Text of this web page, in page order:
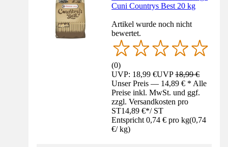
Cuni Countrys Best 20 kg
Artikel wurde noch nicht
bewertet.
(0)
UVP: 18,99 €UVP18,99 €
Unser Preis — 14,89 € * Alle
Preise inkl. MwSt. und ggf.
zzgl. Versandkosten pro
ST14,89 €*/ ST
Entspricht 0,74 € pro kg(0,74
€/ kg)